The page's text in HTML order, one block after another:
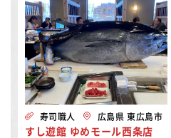
寿司職人 広島県 東広島市
すし遊館 ゆめモール西条店